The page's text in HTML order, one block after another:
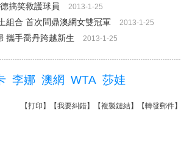
搞笑救護球員 2013-1-25
組合 首次問鼎澳網女雙冠軍 2013-1-25
攜手喬丹跨越新生 2013-1-25
李娜 澳網 WTA 莎娃
【打印 】【我要糾錯】【複製鏈結】【轉發郵件